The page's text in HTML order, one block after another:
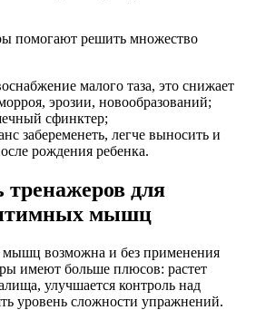
помогают решить множество
малого таза, это снижает
эрозии, новообразований;
сфинктер;
забеременеть, легче выносить и
рождения ребенка.
тренажеров для
мышц
возможна и без применения
имеют больше плюсов: растет
улучшается контроль над
уровень сложности упражнений.